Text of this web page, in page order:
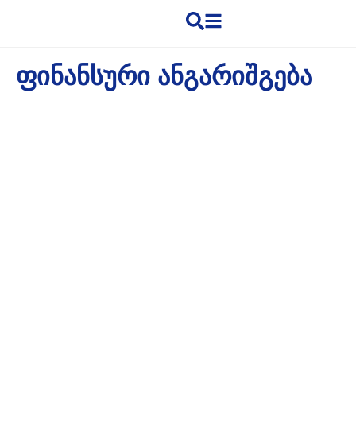
ᲤᲘᲜᲐᲜᲡᲣᲠᲘ ᲐᲜᲒᲐᲠᲘᲨᲒᲔᲑᲐ